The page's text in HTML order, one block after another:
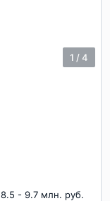
1 /4
8.5 - 9.7 млн. руб.